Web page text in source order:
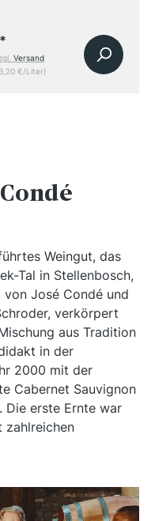
*
Versand
€/Liter)
Weingut, das
Tal in Stellenbosch,
José Condé und
verkörpert
aus Tradition
in der
2000 mit der
Cabernet Sauvignon
Die erste Ernte war
zahlreichen